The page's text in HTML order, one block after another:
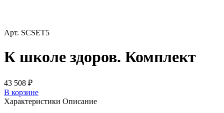
Арт. SCSET5
К школе здоров. Комплект
43 508 ₽
В корзине
Характеристики Описание